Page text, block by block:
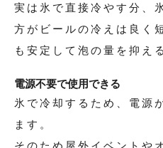
実は氷で直接冷やす分、
方がビールの冷えは良く
も安定して泡の量を抑え
電源不要で使用できる
氷で冷却するため、電源
ます。
そのため屋外イベントや